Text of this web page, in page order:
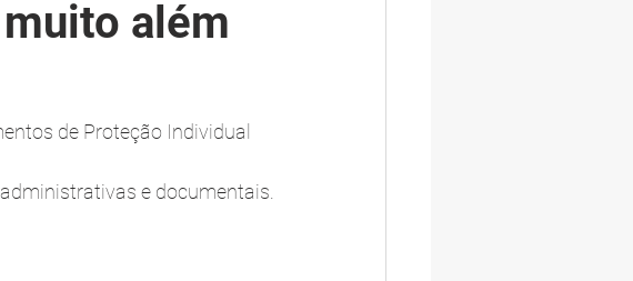
além
de Proteção Individual
e documentais.